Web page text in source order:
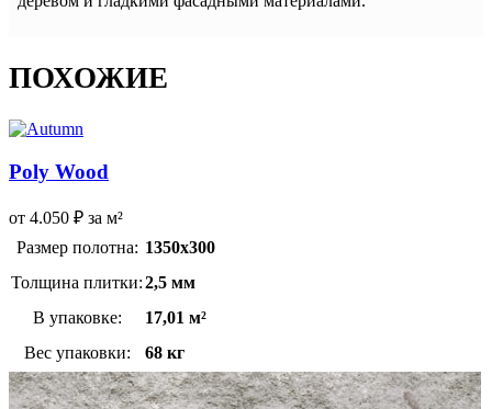
ПОХОЖИЕ
Poly Wood
от 4.050 ₽ за м²
Размер полотна: 1350х300
Толщина плитки:2,5 мм
В упаковке:
17,01 м²
Вес упаковки:
68 кг